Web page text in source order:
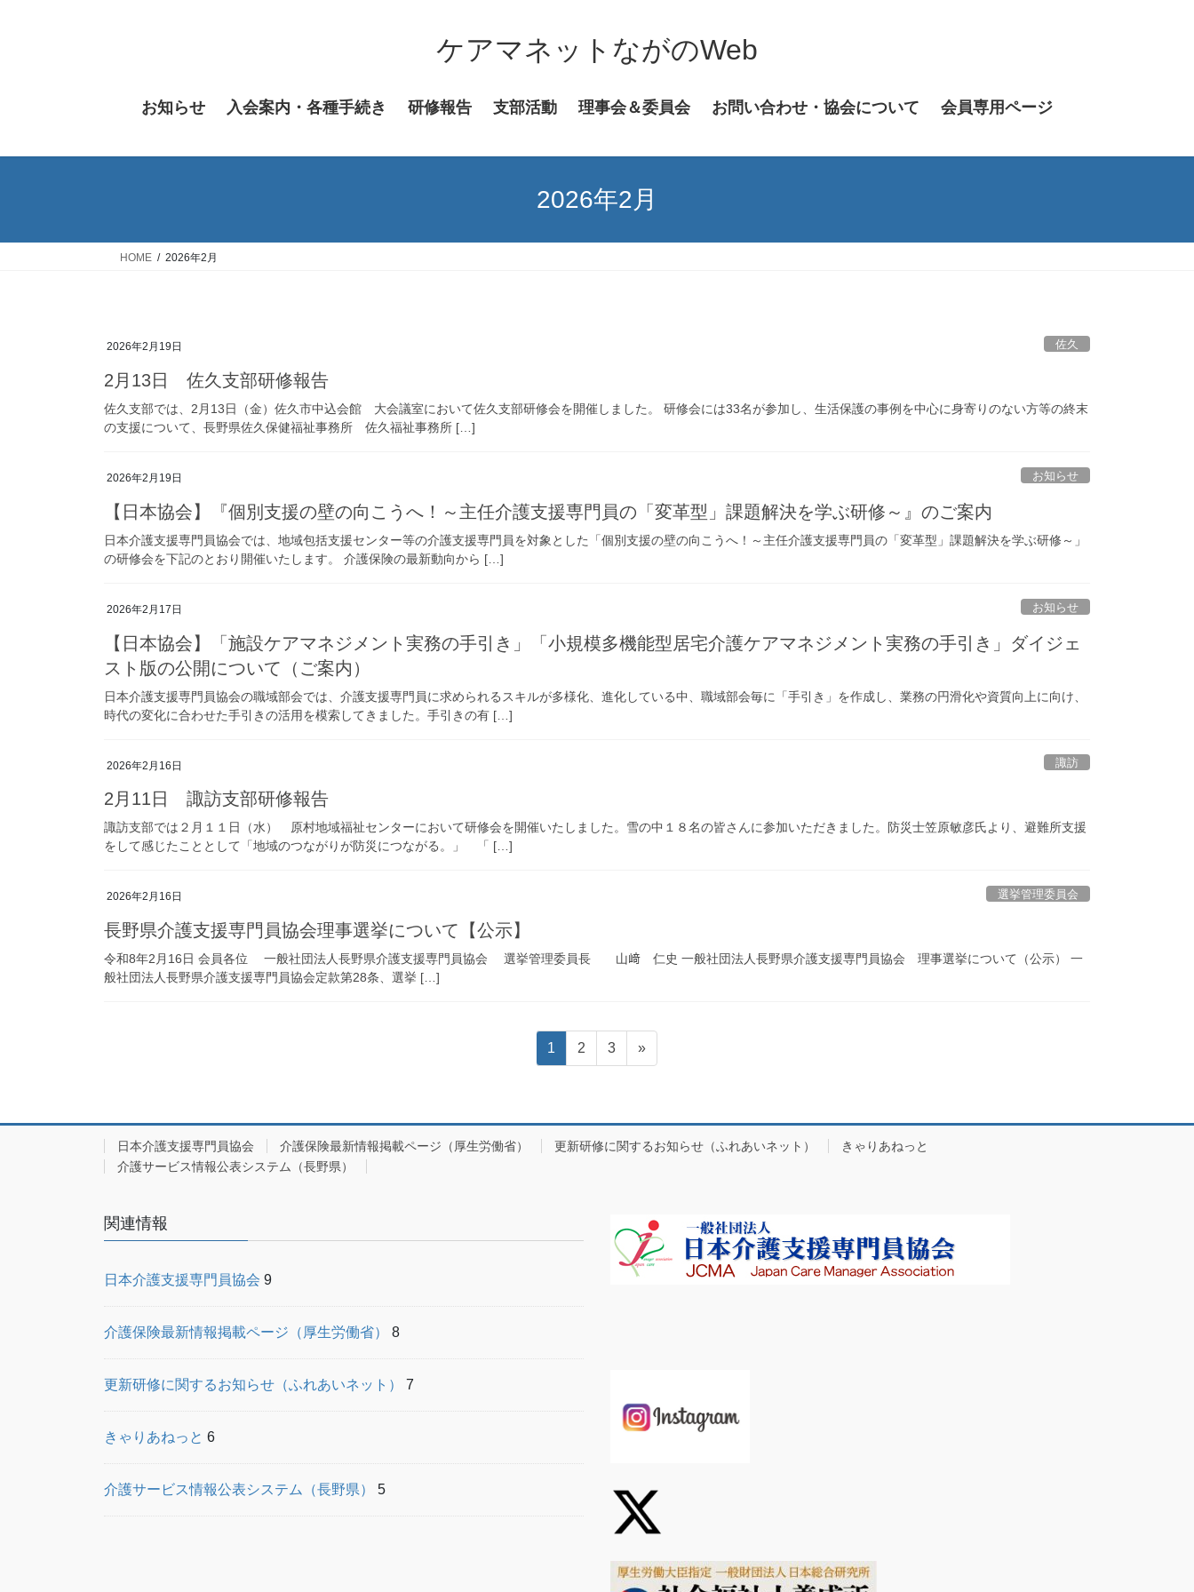
キ
に
ケアマネットながのWeb
お知らせ 入会案内・各種手続き 研修報告 支部活動 理事会＆委員会 お問い合わせ・協会について 会員専用ページ
2026年2月
HOME 2026年2月
2026年2月19日 佐久
2月13日 佐久支部研修報告
佐久支部では、2月13日（金）佐久市中込会館 大会議室において佐久支部研修会を開催しました。 研修会には33名が参加し、生活保護の事例を中心に身寄りのない方等の終末
の支援について、長野県佐久保健福祉事務所 佐久福祉事務所 […]
2026年2月19日 お知らせ
【日本協会】『個別支援の壁の向こうへ！～主任介護支援専門員の「変革型」課題解決を学ぶ研修～』のご案内
日本介護支援専門員協会では、地域包括支援センター等の介護支援専門員を対象とした「個別支援の壁の向こうへ！～主任介護支援専門員の「変革型」課題解決を学ぶ研修～」
の研修会を下記のとおり開催いたします。 介護保険の最新動向から […]
2026年2月17日 お知らせ
【日本協会】「施設ケアマネジメント実務の手引き」「小規模多機能型居宅介護ケアマネジメント実務の手引き」ダイジェ
スト版の公開について（ご案内）
日本介護支援専門員協会の職域部会では、介護支援専門員に求められるスキルが多様化、進化している中、職域部会毎に「手引き」を作成し、業務の円滑化や資質向上に向け、
時代の変化に合わせた手引きの活用を模索してきました。手引きの有 […]
2026年2月16日 諏訪
2月11日 諏訪支部研修報告
諏訪支部では２月１１日（水） 原村地域福祉センターにおいて研修会を開催いたしました。雪の中１８名の皆さんに参加いただきました。防災士笠原敏彦氏より、避難所支援
をして感じたこととして「地域のつながりが防災につながる。」 「 […]
2026年2月16日 選挙管理委員会
長野県介護支援専門員協会理事選挙について【公示】
令和8年2月16日 会員各位 一般社団法人長野県介護支援専門員協会 選挙管理委員長 山﨑 仁史 一般社団法人長野県介護支援専門員協会 理事選挙について（公示） 一
般社団法人長野県介護支援専門員協会定款第28条、選挙 […]
ペ
ー
ジ
り
固
定
ジ
1
固
定
ジ
2
固
定
ジ
3 »
日本介護支援専門員協会 介護保険最新情報掲載ページ（厚生労働省） 更新研修に関するお知らせ（ふれあいネット）
きゃりあねっと
介護サービス情報公表システム（長野県）
関連情報
日本介護支援専門員協会 9
介護保険最新情報掲載ページ（厚生労働省） 8
更新研修に関するお知らせ（ふれあいネット） 7
きゃりあねっと 6
介護サービス情報公表システム（長野県） 5